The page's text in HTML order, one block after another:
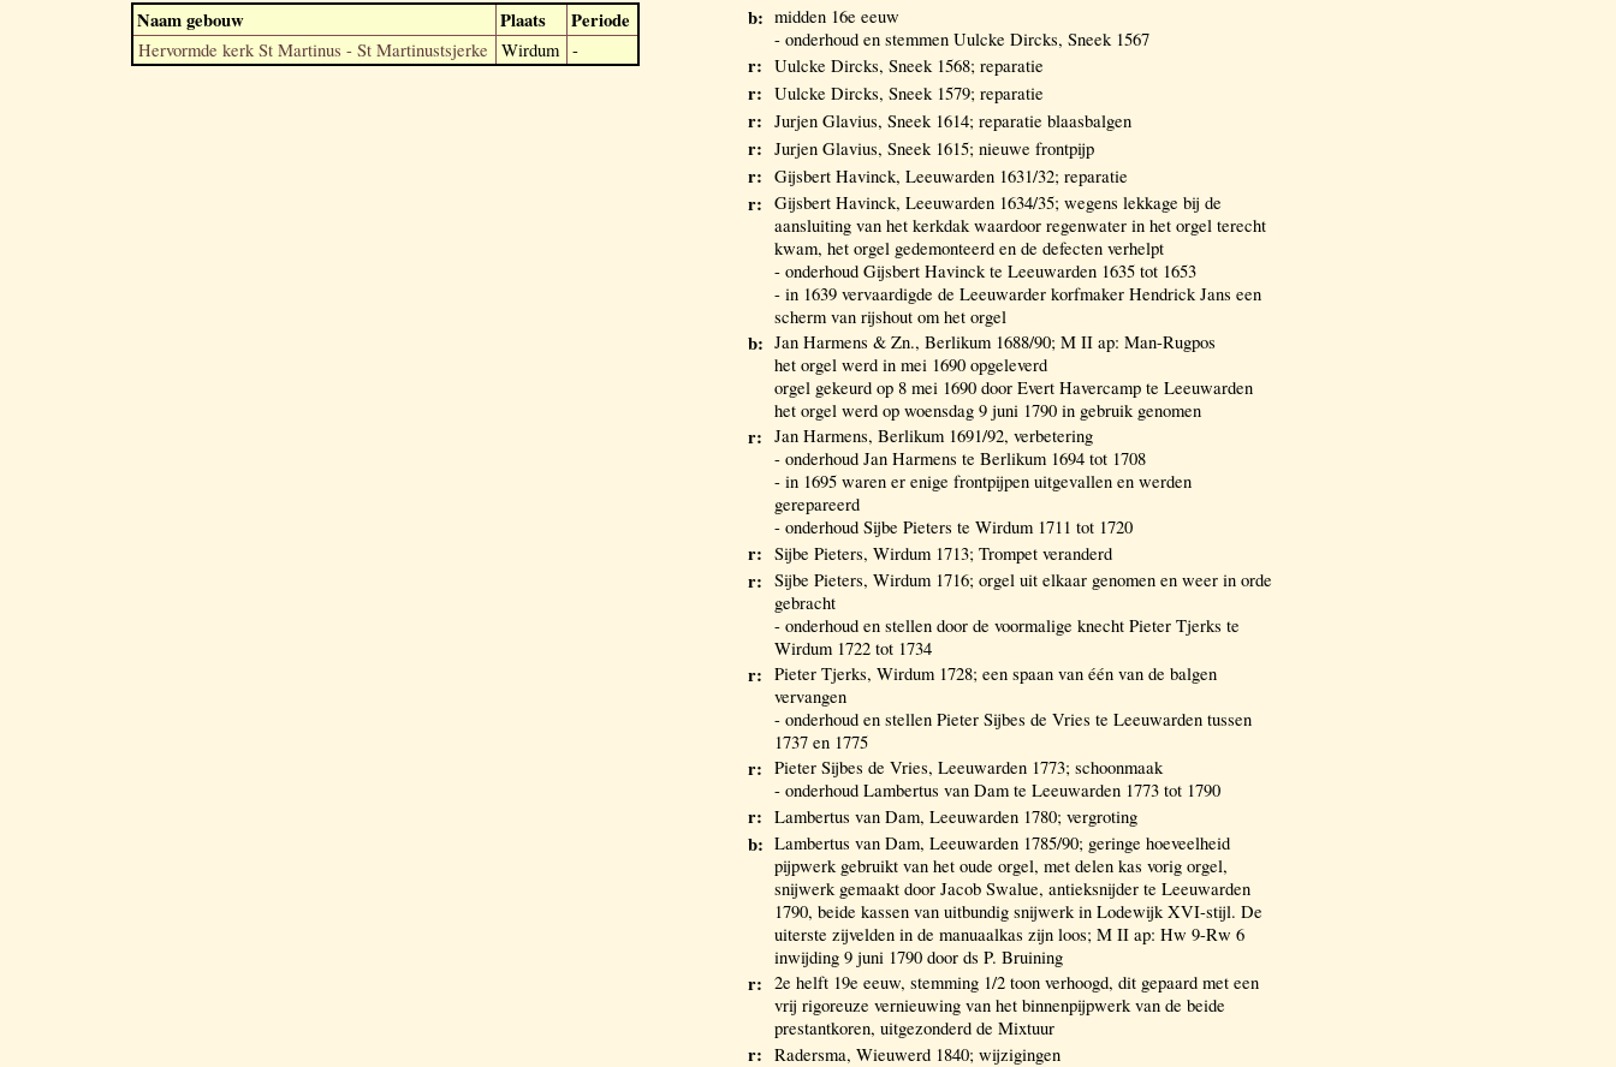
Naam gebouw Plaats Periode
Hervormde kerk St Martinus - St Martinustsjerke Wirdum -
b: midden 16e eeuw
- onderhoud en stemmen Uulcke Dircks, Sneek 1567
r: Uulcke Dircks, Sneek 1568; reparatie
r: Uulcke Dircks, Sneek 1579; reparatie
r: Jurjen Glavius, Sneek 1614; reparatie blaasbalgen
r: Jurjen Glavius, Sneek 1615; nieuwe frontpijp
r: Gijsbert Havinck, Leeuwarden 1631/32; reparatie
r: Gijsbert Havinck, Leeuwarden 1634/35; wegens lekkage bij de
aansluiting van het kerkdak waardoor regenwater in het orgel terecht
kwam, het orgel gedemonteerd en de defecten verhelpt
- onderhoud Gijsbert Havinck te Leeuwarden 1635 tot 1653
- in 1639 vervaardigde de Leeuwarder korfmaker Hendrick Jans een
scherm van rijshout om het orgel
b: Jan Harmens & Zn., Berlikum 1688/90; M II ap: Man-Rugpos
het orgel werd in mei 1690 opgeleverd
orgel gekeurd op 8 mei 1690 door Evert Havercamp te Leeuwarden
het orgel werd op woensdag 9 juni 1790 in gebruik genomen
r: Jan Harmens, Berlikum 1691/92, verbetering
- onderhoud Jan Harmens te Berlikum 1694 tot 1708
- in 1695 waren er enige frontpijpen uitgevallen en werden
gerepareerd
- onderhoud Sijbe Pieters te Wirdum 1711 tot 1720
r: Sijbe Pieters, Wirdum 1713; Trompet veranderd
r: Sijbe Pieters, Wirdum 1716; orgel uit elkaar genomen en weer in orde
gebracht
- onderhoud en stellen door de voormalige knecht Pieter Tjerks te
Wirdum 1722 tot 1734
r: Pieter Tjerks, Wirdum 1728; een spaan van één van de balgen
vervangen
- onderhoud en stellen Pieter Sijbes de Vries te Leeuwarden tussen
1737 en 1775
r: Pieter Sijbes de Vries, Leeuwarden 1773; schoonmaak
- onderhoud Lambertus van Dam te Leeuwarden 1773 tot 1790
r: Lambertus van Dam, Leeuwarden 1780; vergroting
b: Lambertus van Dam, Leeuwarden 1785/90; geringe hoeveelheid
pijpwerk gebruikt van het oude orgel, met delen kas vorig orgel,
snijwerk gemaakt door Jacob Swalue, antieksnijder te Leeuwarden
1790, beide kassen van uitbundig snijwerk in Lodewijk XVI-stijl. De
uiterste zijvelden in de manuaalkas zijn loos; M II ap: Hw 9-Rw 6
inwijding 9 juni 1790 door ds P. Bruining
r: 2e helft 19e eeuw, stemming 1/2 toon verhoogd, dit gepaard met een
vrij rigoreuze vernieuwing van het binnenpijpwerk van de beide
prestantkoren, uitgezonderd de Mixtuur
r: Radersma, Wieuwerd 1840; wijzigingen